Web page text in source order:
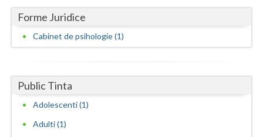
Olt
Prahova
Satu-Mare
Suceava
Forme Juridice
Cabinet de psihologie (1)
Public Tinta
Adolescenti (1)
Adulti (1)